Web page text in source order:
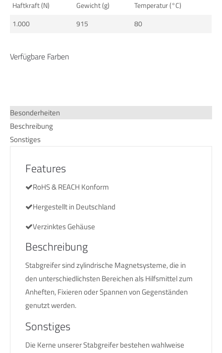
Haftkraft (N) Gewicht (g)
Temperatur (°C)
1.000
915 80
Verfügbare Farben
Besonderheiten
Beschreibung
Sonstiges
Features
RoHS & REACH Konform
Hergestellt in Deutschland
Verzinktes Gehäuse
Beschreibung
Stabgreifer sind zylindrische Magnetsysteme, die in
den unterschiedlichsten Bereichen als Hilfsmittel zum
Anheften, Fixieren oder Spannen von Gegenständen
genutzt werden.
Sonstiges
Die Kerne unserer Stabgreifer bestehen wahlweise